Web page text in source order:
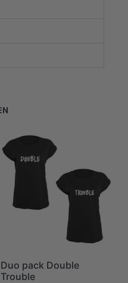
Duo pack Double
Trouble